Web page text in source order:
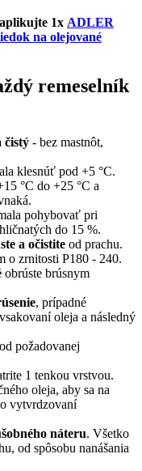
aplikujte 1x ADLER
na olejované
remeselník
čistý - bez mastnôt,
klesnúť pod +5 °C.
°C do +25 °C a
pohybovať pri
do 15 %.
a očistite od prachu.
o zrnitosti P180 - 240.
obrúste brúsnym
, prípadné
oleja a následný
požadovanej
1 tenkou vrstvou.
oleja, aby sa na
vytvrdzovaní
náteru. Všetko
od spôsobu nanášania